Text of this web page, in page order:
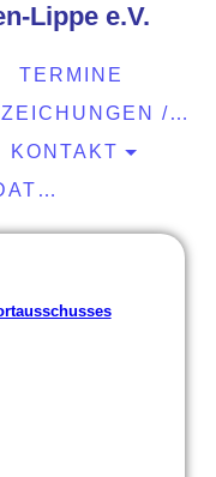
Lippe e.V.
TERMINE
AUSZEICHUNGEN / EHRUNGEN
KONTAKT
IMPRESSUM - DATENSCHUTZ